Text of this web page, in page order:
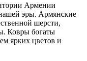
Армении
эры. Армянские
шерсти,
Ковры богаты
ярких цветов и